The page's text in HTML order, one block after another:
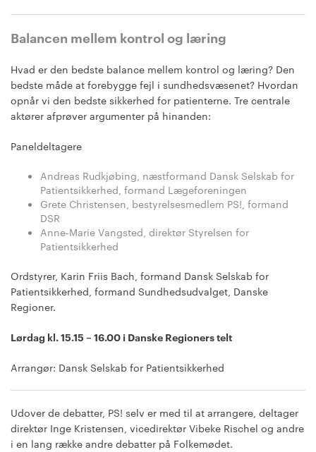
Balancen mellem kontrol og læring
Hvad er den bedste balance mellem kontrol og læring? Den
bedste måde at forebygge fejl i sundhedsvæsenet? Hvordan
opnår vi den bedste sikkerhed for patienterne. Tre centrale
aktører afprøver argumenter på hinanden:
Paneldeltagere
Andreas Rudkjøbing, næstformand Dansk Selskab for
Patientsikkerhed, formand Lægeforeningen
Grete Christensen, bestyrelsesmedlem PS!, formand
DSR
Anne-Marie Vangsted, direktør Styrelsen for
Patientsikkerhed
Ordstyrer, Karin Friis Bach, formand Dansk Selskab for
Patientsikkerhed, formand Sundhedsudvalget, Danske
Regioner.
Lørdag kl. 15.15 – 16.00 i Danske Regioners telt
Arrangør: Dansk Selskab for Patientsikkerhed
Udover de debatter, PS! selv er med til at arrangere, deltager
direktør Inge Kristensen, vicedirektør Vibeke Rischel og andre
i en lang række andre debatter på Folkemødet.